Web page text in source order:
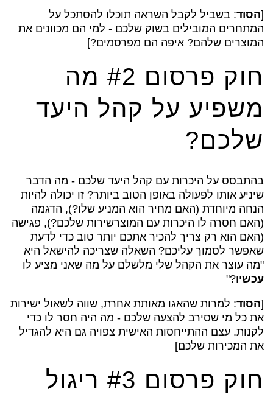
[הסוד: בשביל לקבל השראה תוכלו להסתכל על
המתחרים המובילים בשוק שלכם - למי הם מכוונים את
המוצרים שלהם? איפה הם מפרסמים?]
חוק פרסום #2 מה
משפיע על קהל היעד
שלכם?
בהתבסס על היכרות עם קהל היעד שלכם - מה הדבר
שיניע אותו לפעולה באופן הטוב ביותר? זו יכולה להיות
הנחה מיוחדת (האם מחיר הוא המניע שלו?), הדגמה
(האם חסרה לו היכרות עם המוצרשירות שלכם?), פגישה
(האם הוא רק צריך להכיר אתכם יותר טוב כדי לדעת
שאפשר לסמוך עליכם? השאלה שצריכה להישאל היא
"מה עוצר את הקהל שלי מלשלם על מה שאני מציע לו
עכשיו?"
[הסוד: למרות שהאגו מאותת אחרת, שווה לשאול ישירות
את כל מי שסירב להצעה שלכם - מה היה חסר לו כדי
לקנות. עצם ההתייחסות האישית צפויה גם היא להגדיל
את המכירות שלכם]
חוק פרסום #3 ריגול